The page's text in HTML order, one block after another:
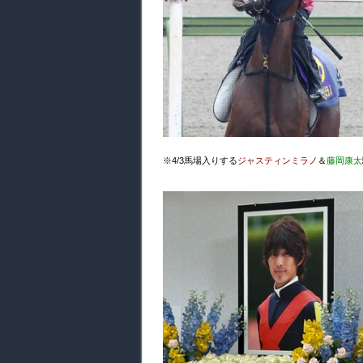
※4/3馬場入りするジャスティンミラノ ＆藤岡康太